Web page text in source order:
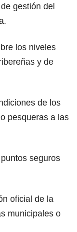
gestión del
los niveles
y de
de los
pesqueras a las
seguros
oficial de la
municipales o